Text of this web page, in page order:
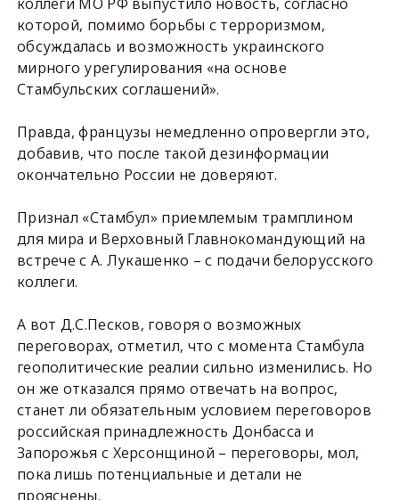
которой, помимо борьбы с терроризмом,
обсуждалась и возможность украинского
мирного урегулирования «на основе
Стамбульских соглашений».
Правда, французы немедленно опровергли это,
добавив, что после такой дезинформации
окончательно России не доверяют.
Признал «Стамбул» приемлемым трамплином
для мира и Верховный Главнокомандующий на
встрече с А. Лукашенко – с подачи белорусского
коллеги.
А вот Д.С.Песков, говоря о возможных
переговорах, отметил, что с момента Стамбула
геополитические реалии сильно изменились. Но
он же отказался прямо отвечать на вопрос,
станет ли обязательным условием переговоров
российская принадлежность Донбасса и
Запорожья с Херсонщиной – переговоры, мол,
пока лишь потенциальные и детали не
прояснены.